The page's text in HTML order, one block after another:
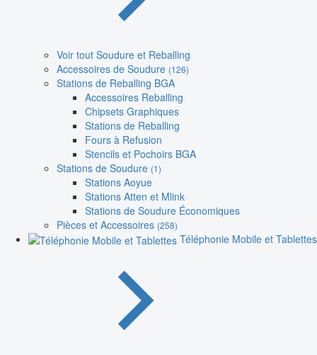
Voir tout Soudure et Reballing
Accessoires de Soudure (126)
Stations de Reballing BGA
Accessoires Reballing
Chipsets Graphiques
Stations de Reballing
Fours à Refusion
Stencils et Pochoirs BGA
Stations de Soudure (1)
Stations Aoyue
Stations Atten et Mlink
Stations de Soudure Économiques
Pièces et Accessoires (258)
Téléphonie Mobile et Tablettes